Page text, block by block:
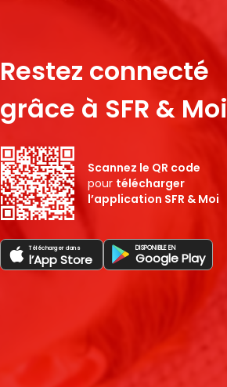
Restez connecté
grâce à SFR & Moi
Scannez le QR code
pour télécharger
l’application SFR & Moi
Télécharger dans
l’App Store
DISPONIBLE EN
Google Play